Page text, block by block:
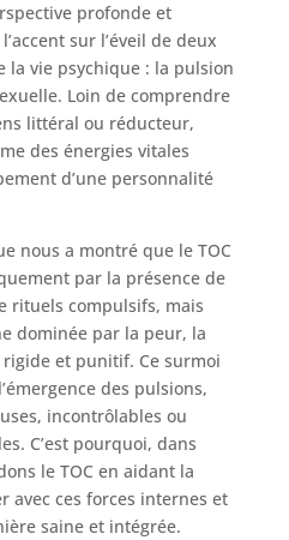
profonde et
sur l’éveil de deux
la vie psychique : la pulsion
Loin de comprendre
littéral ou réducteur,
des énergies vitales
d’une personnalité
nous a montré que le TOC
par la présence de
rituels compulsifs, mais
dominée par la peur, la
et punitif. Ce surmoi
des pulsions,
incontrôlables ou
C’est pourquoi, dans
le TOC en aidant la
avec ces forces internes et
saine et intégrée.